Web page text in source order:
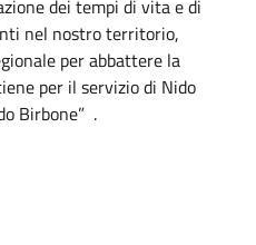
dei tempi di vita e di
nel nostro territorio,
per abbattere la
per il servizio di Nido
Birbone” .